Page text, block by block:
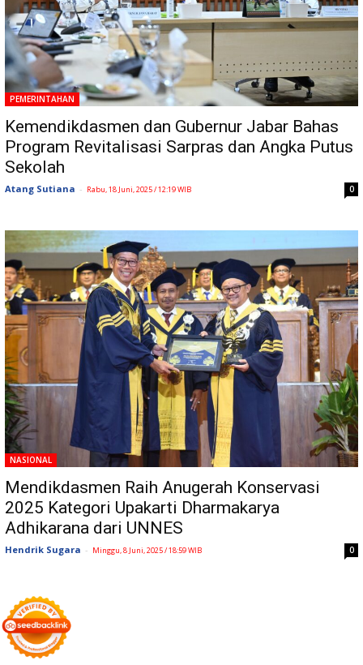
PEMERINTAHAN
Kemendikdasmen dan Gubernur Jabar Bahas
Program Revitalisasi Sarpras dan Angka Putus
Sekolah
Atang Sutiana - Rabu, 18 Juni, 2025 / 12:19 WIB 0
NASIONAL
Mendikdasmen Raih Anugerah Konservasi
2025 Kategori Upakarti Dharmakarya
Adhikarana dari UNNES
Hendrik Sugara - Minggu, 8 Juni, 2025 / 18:59 WIB 0